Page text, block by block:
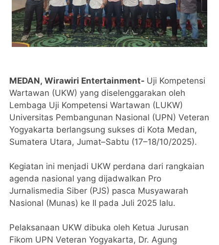
MEDAN, Wirawiri Entertainment- Uji Kompetensi
Wartawan (UKW) yang diselenggarakan oleh
Lembaga Uji Kompetensi Wartawan (LUKW)
Universitas Pembangunan Nasional (UPN) Veteran
Yogyakarta berlangsung sukses di Kota Medan,
Sumatera Utara, Jumat–Sabtu (17–18/10/2025).
Kegiatan ini menjadi UKW perdana dari rangkaian
agenda nasional yang dijadwalkan Pro
Jurnalismedia Siber (PJS) pasca Musyawarah
Nasional (Munas) ke II pada Juli 2025 lalu.
Pelaksanaan UKW dibuka oleh Ketua Jurusan
Fikom UPN Veteran Yogyakarta, Dr. Agung